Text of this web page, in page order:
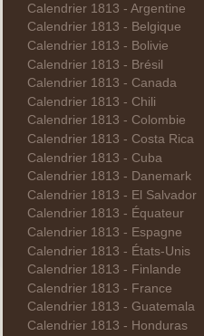
Calendrier 1813 - Argentine
Calendrier 1813 - Belgique
Calendrier 1813 - Bolivie
Calendrier 1813 - Brésil
Calendrier 1813 - Canada
Calendrier 1813 - Chili
Calendrier 1813 - Colombie
Calendrier 1813 - Costa Rica
Calendrier 1813 - Cuba
Calendrier 1813 - Danemark
Calendrier 1813 - El Salvador
Calendrier 1813 - Équateur
Calendrier 1813 - Espagne
Calendrier 1813 - États-Unis
Calendrier 1813 - Finlande
Calendrier 1813 - France
Calendrier 1813 - Guatemala
Calendrier 1813 - Honduras